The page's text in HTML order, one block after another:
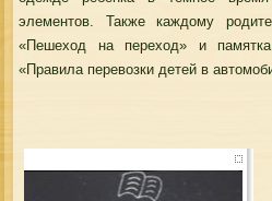
элементов. Также каждому
«Пешеход на переход» и
«Правила перевозки детей в